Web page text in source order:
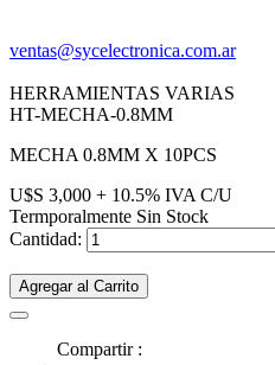
ventas@sycelectronica.com.ar
HERRAMIENTAS VARIAS
HT-MECHA-0.8MM
MECHA 0.8MM X 10PCS
U$S 3,000 + 10.5% IVA C/U
Termporalmente Sin Stock
Cantidad:
Agregar al Carrito
Compartir :